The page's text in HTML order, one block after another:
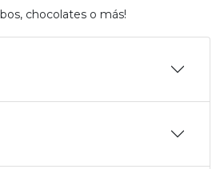
chocolates o más!